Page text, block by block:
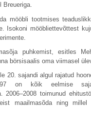
Breueriga.
mööbli tootmises
Isokoni mööbliettevõttest
puhkemist, esitles
börsisaalis oma viimasel
20. sajandi algul rajatud
on kõik eelmise
2006–2008 toimunud
maailmasõda ning millel